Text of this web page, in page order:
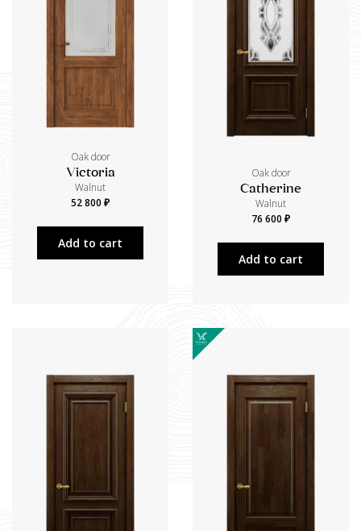
Oak door
Victoria
Walnut
52 800 ₽
Add to cart
Oak door
Catherine
Walnut
76 600 ₽
Add to cart